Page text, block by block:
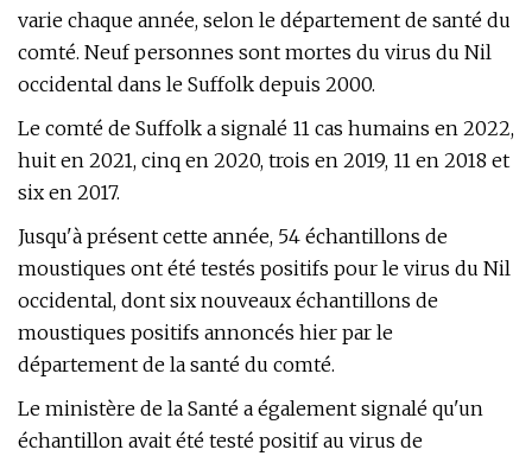
varie chaque année, selon le département de santé du
comté. Neuf personnes sont mortes du virus du Nil
occidental dans le Suffolk depuis 2000.
Le comté de Suffolk a signalé 11 cas humains en 2022,
huit en 2021, cinq en 2020, trois en 2019, 11 en 2018 et
six en 2017.
Jusqu'à présent cette année, 54 échantillons de
moustiques ont été testés positifs pour le virus du Nil
occidental, dont six nouveaux échantillons de
moustiques positifs annoncés hier par le
département de la santé du comté.
Le ministère de la Santé a également signalé qu'un
échantillon avait été testé positif au virus de